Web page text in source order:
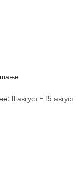
11 август - 15 август